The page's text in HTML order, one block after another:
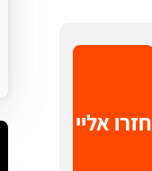
חזרו אליי